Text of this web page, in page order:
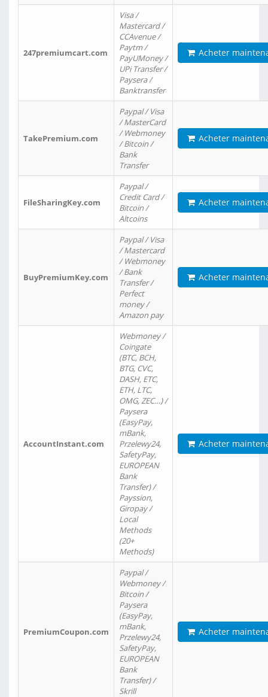
247premiumcart.com
Visa /
Mastercard /
CCAvenue /
Paytm /
PayUMoney /
UPi Transfer /
Paysera /
Banktransfer
Acheter
TakePremium.com
Paypal / Visa
/ MasterCard
/ Webmoney
/ Bitcoin /
Bank
Transfer
Acheter
FileSharingKey.com
Paypal /
Credit Card /
Bitcoin /
Altcoins
Acheter
BuyPremiumKey.com
Paypal / Visa
/ Mastercard
/ Webmoney
/ Bank
Transfer /
Perfect
money /
Amazon pay
Acheter
AccountInstant.com
Webmoney /
Coingate
(BTC, BCH,
BTG, CVC,
DASH, ETC,
ETH, LTC,
OMG, ZEC…) /
Paysera
(EasyPay,
mBank,
Przelewy24,
SafetyPay,
EUROPEAN
Bank
Transfer) /
Payssion,
Giropay /
Local
Methods
(20+
Methods)
Acheter
PremiumCoupon.com
Paypal /
Webmoney /
Bitcoin /
Paysera
(EasyPay,
mBank,
Przelewy24,
SafetyPay,
EUROPEAN
Bank
Transfer) /
Skrill
Acheter